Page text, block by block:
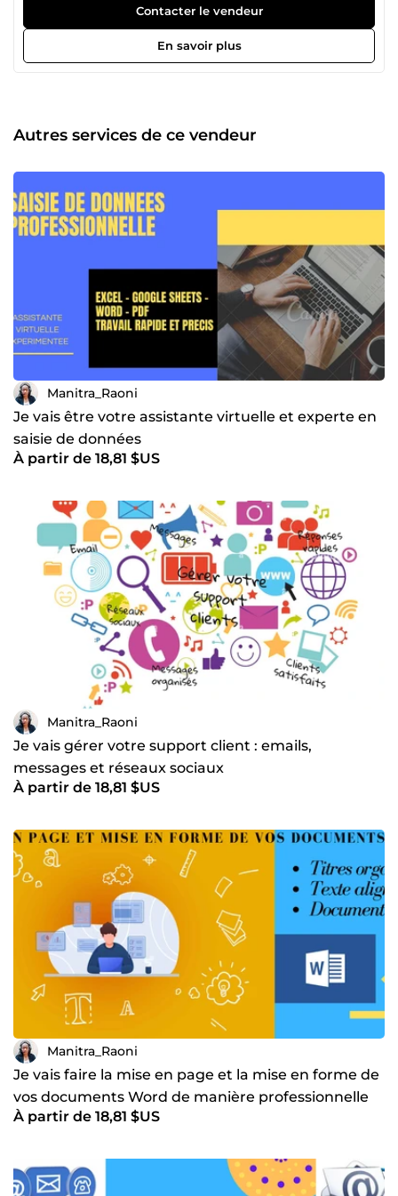
et chronophages afin de leur faire gagner du temps et
améliorer leur productivité. Mes services incluent
de données Mise en page des documents Facturation et
entièrement à distance et m’adapte à vos besoins, que ce
soit pour une mission ponctuelle ou un accompagnement
Contacter le vendeur
En savoir plus
Autres services de ce vendeur
Manitra_Raoni
Je vais être votre assistante virtuelle et experte en
saisie de données
À partir de 18,81 $US
Manitra_Raoni
Je vais gérer votre support client : emails,
messages et réseaux sociaux
À partir de 18,81 $US
Manitra_Raoni
Je vais faire la mise en page et la mise en forme de
vos documents Word de manière professionnelle
À partir de 18,81 $US